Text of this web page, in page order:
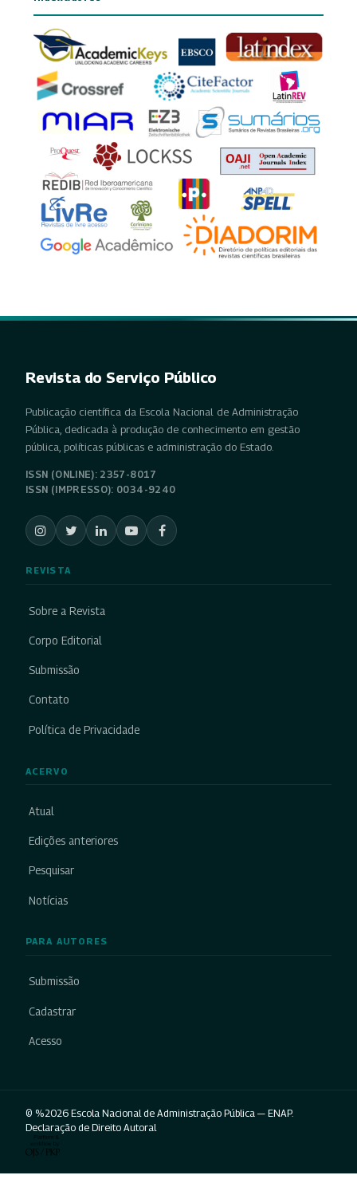
Revista do Serviço Público
Publicação científica da Escola Nacional de Administração
Pública, dedicada à produção de conhecimento em gestão
pública, políticas públicas e administração do Estado.
ISSN (ONLINE): 2357-8017
ISSN (IMPRESSO): 0034-9240
REVISTA
Sobre a Revista
Corpo Editorial
Submissão
Contato
Política de Privacidade
ACERVO
Atual
Edições anteriores
Pesquisar
Notícias
PARA AUTORES
Submissão
Cadastrar
Acesso
© %2026 Escola Nacional de Administração Pública — ENAP.
Declaração de Direito Autoral